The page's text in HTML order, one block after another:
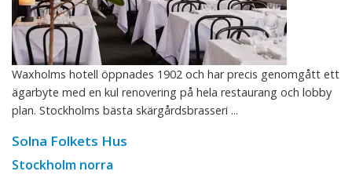
Waxholms hotell öppnades 1902 och har precis genomgått ett
ägarbyte med en kul renovering på hela restaurang och lobby
plan. Stockholms bästa skärgårdsbrasseri ...
Solna Folkets Hus
Stockholm norra